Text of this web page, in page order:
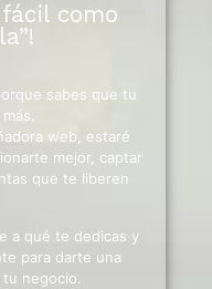
como
sabes que tu
web, estaré
mejor, captar
que te liberen
a qué te dedicas y
para darte una
tu negocio.